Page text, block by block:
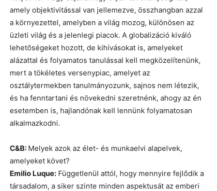
amely objektivitással van jellemezve, összhangban azzal
a környezettel, amelyben a világ mozog, különösen az
üzleti világ és a jelenlegi piacok. A globalizáció kiváló
lehetőségeket hozott, de kihívásokat is, amelyeket
alázattal és folyamatos tanulással kell megközelítenünk,
mert a tökéletes versenypiac, amelyet az
osztálytermekben tanulmányozunk, sajnos nem létezik,
és ha fenntartani és növekedni szeretnénk, ahogy az én
esetemben is, hajlandónak kell lennünk folyamatosan
alkalmazkodni.
C&B: Melyek azok az élet- és munkaelvi alapelvek,
amelyeket követ?
Emilio Luque: Függetlenül attól, hogy mennyire fejlődik a
társadalom, a siker szinte minden aspektusát az emberi